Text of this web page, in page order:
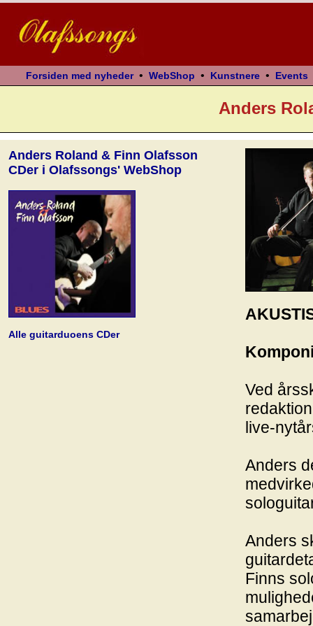
Forsiden med nyheder• WebShop • Kunstnere• Events
Anders
Anders Roland & Finn Olafsson
CDer i Olafssongs' WebShop
Alle guitarduoens CDer
Ved
live-
Anders
Anders
Finns